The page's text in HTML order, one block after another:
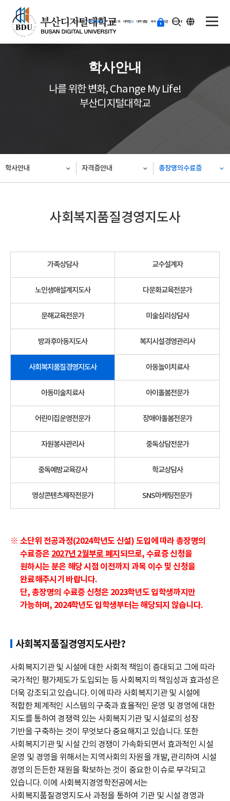
대학소개 입학지원센터 학과소개 대학원 대학생활 부속·부설기관 학사안내
등
ENG
학사안내
나를 위한 변화, Change My Life!
부산디지털대학교
학사안내 자격증안내 총장명의수료증
사회복지품질경영지도사
가족상담사 교수설계자
노인생애설계지도사 다문화교육전문가
문해교육전문가 미술심리상담사
방과후아동지도사 복지시설경영관리사
사회복지품질경영지도사 아동놀이치료사
아동미술치료사 아이돌봄전문가
어린이집운영전문가 장애아돌봄전문가
자원봉사관리사 중독상담전문가
중독예방교육강사 학교상담사
영상콘텐츠제작전문가 SNS마케팅전문가
※ 소단위 전공과정(2024학년도 신설) 도입에 따라 총장명의
수료증은 2027년 2월부로 폐지 되므로, 수료증 신청을
원하시는 분은 해당 시점 이전까지 과목 이수 및 신청을
완료해주시기 바랍니다.
단, 총장명의 수료증 신청은 2023학년도 입학생까지만
가능하며, 2024학년도 입학생부터는 해당되지 않습니다.
사회복지품질경영지도사란?
사회복지기관 및 시설에 대한 사회적 책임이 증대되고 그에 따라
국가적인 평가제도가 도입되는 등 사회복지의 책임성과 효과성은
더욱 강조되고 있습니다. 이에 따라 사회복지기관 및 시설에
적합한 체계적인 시스템의 구축과 효율적인 운영 및 경영에 대한
지도를 통하여 경쟁력 있는 사회복지기관 및 시설로의 성장
기반을 구축하는 것이 무엇보다 중요해지고 있습니다. 또한
사회복지기관 및 시설 간의 경쟁이 가속화되면서 효과적인 시설
운영 및 경영을 위해서는 지역사회의 자원을 개발, 관리하여 시설
경영의 든든한 재원을 확보하는 것이 중요한 이슈로 부각되고
있습니다. 이에 사회복지경영학전공에서는
사회복지품질경영지도사 과정을 통하여 기관 및 시설 경영과